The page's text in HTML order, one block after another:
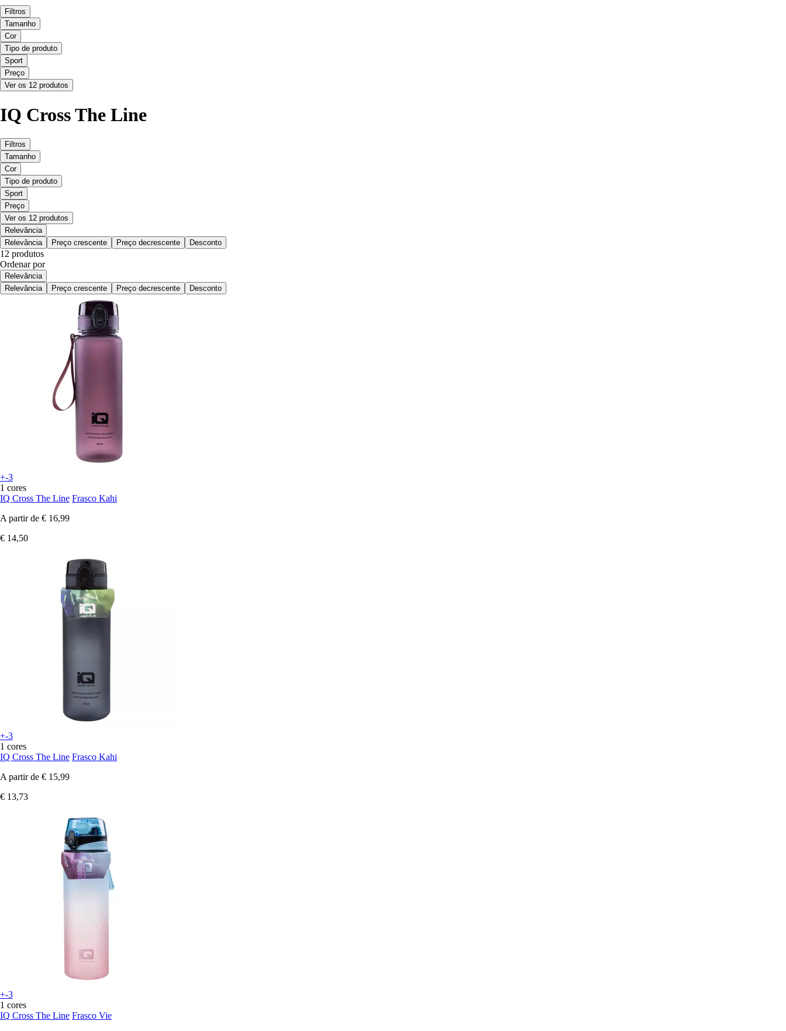
Filtros
Tamanho
Cor
Tipo de produto
Sport
Preço
Ver os 12 produtos
IQ Cross The Line
Filtros
Tamanho
Cor
Tipo de produto
Sport
Preço
Ver os 12 produtos
Relevância
Relevância
Preço crescente Preço decrescente Desconto
12 produtos
Ordenar por
Relevância
Relevância
Preço crescente Preço decrescente Desconto
+-3
1 cores
IQ Cross The Line Frasco Kahi
A partir de € 16,99
€ 14,50
+-3
1 cores
IQ Cross The Line Frasco Kahi
A partir de € 15,99
€ 13,73
+-3
1 cores
IQ Cross The Line Frasco Vie